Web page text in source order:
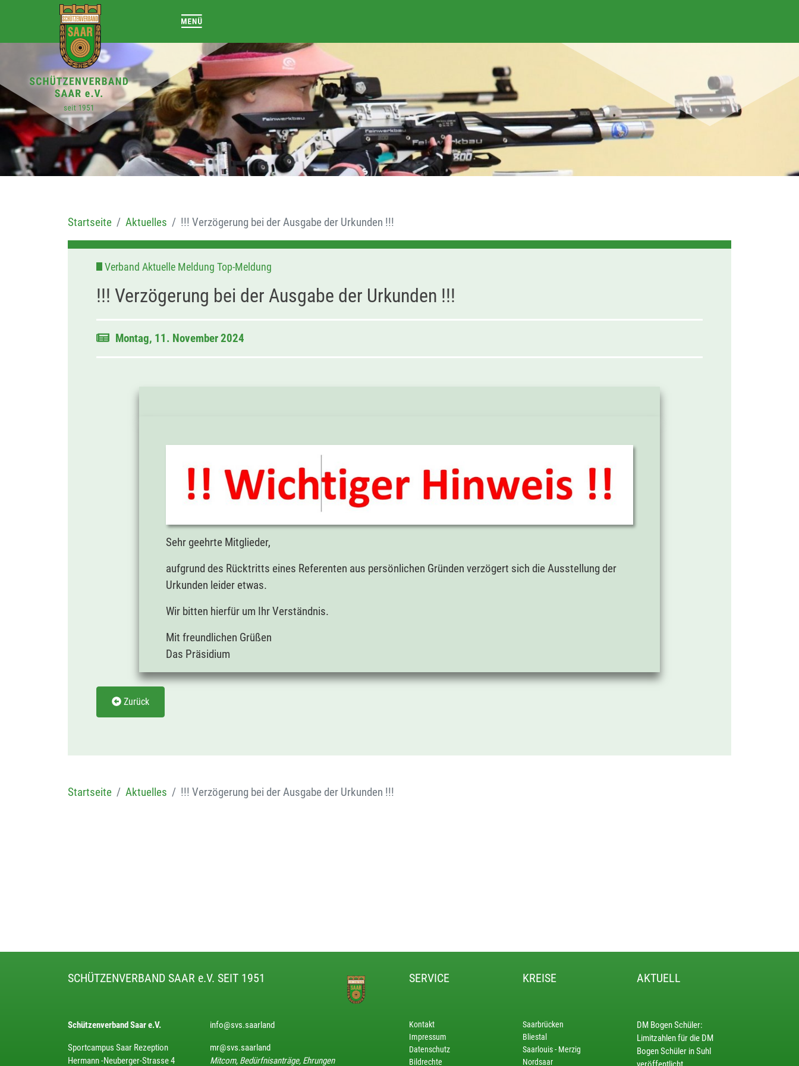
Startseite Aktuelles !!! Verzögerung bei der Ausgabe der Urkunden !!!
Verband Aktuelle Meldung Top-Meldung
!!! Verzögerung bei der Ausgabe der Urkunden !!!
Montag, 11. November 2024
Sehr geehrte Mitglieder,
aufgrund des Rücktritts eines Referenten aus persönlichen Gründen verzögert sich die Ausstellung der
Urkunden leider etwas.
Wir bitten hierfür um Ihr Verständnis.
Mit freundlichen Grüßen
Das Präsidium
Zurück
Startseite Aktuelles !!! Verzögerung bei der Ausgabe der Urkunden !!!
SCHÜTZENVERBAND SAAR e.V. SEIT 1951
Schützenverband Saar e.V.
Sportcampus Saar Rezeption
Hermann -Neuberger-Strasse 4
info@svs.saarland
mr@svs.saarland
Mitcom, Bedürfnisanträge, Ehrungen
SERVICE
Kontakt
Impressum
Datenschutz
Bildrechte
KREISE
Saarbrücken
Bliestal
Saarlouis - Merzig
Nordsaar
AKTUELL
DM Bogen Schüler:
Limitzahlen für die DM
Bogen Schüler in Suhl